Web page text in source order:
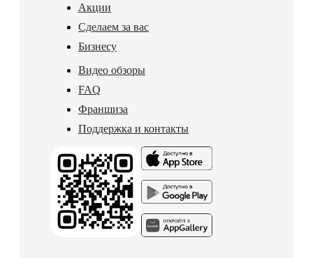
Акции
Сделаем за вас
Бизнесу
Видео обзоры
FAQ
Франшиза
Поддержка и контакты